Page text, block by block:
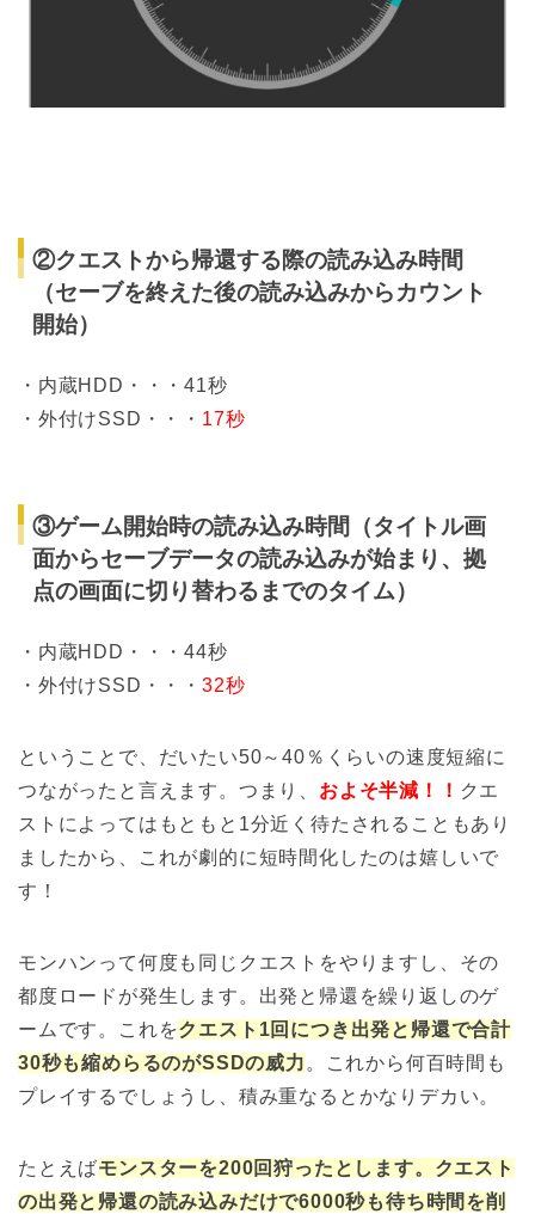
②クエストから帰還する際の読み込み時間
（セーブを終えた後の読み込みからカウント
開始）
・内蔵HDD・・・41秒
・外付けSSD・・・ 17秒
③ゲーム開始時の読み込み時間（タイトル画
面からセーブデータの読み込みが始まり、拠
点の画面に切り替わるまでのタイム）
・内蔵HDD・・・44秒
・外付けSSD・・・ 32秒
ということで、だいたい50～40％くらいの速度短縮に
つながったと言えます。つまり、 およそ半減！！ クエ
ストによってはもともと1分近く待たされることもあり
ましたから、これが劇的に短時間化したのは嬉しいで
す！
モンハンって何度も同じクエストをやりますし、その
都度ロードが発生します。出発と帰還を繰り返しのゲ
ームです。これをクエスト1回につき出発と帰還で合計
30秒も縮めらるのがSSDの威力 。これから何百時間も
プレイするでしょうし、積み重なるとかなりデカい。
たとえばモンスターを200回狩ったとします。クエスト
の出発と帰還の読み込みだけで6000秒も待ち時間を削